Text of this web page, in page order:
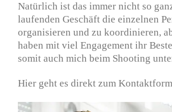
Natürlich ist das immer nicht so
laufenden Geschäft die einzelnen
organisieren und zu koordinieren,
haben mit viel Engagement ihr
somit auch mich beim Shooting
Hier geht es direkt zum